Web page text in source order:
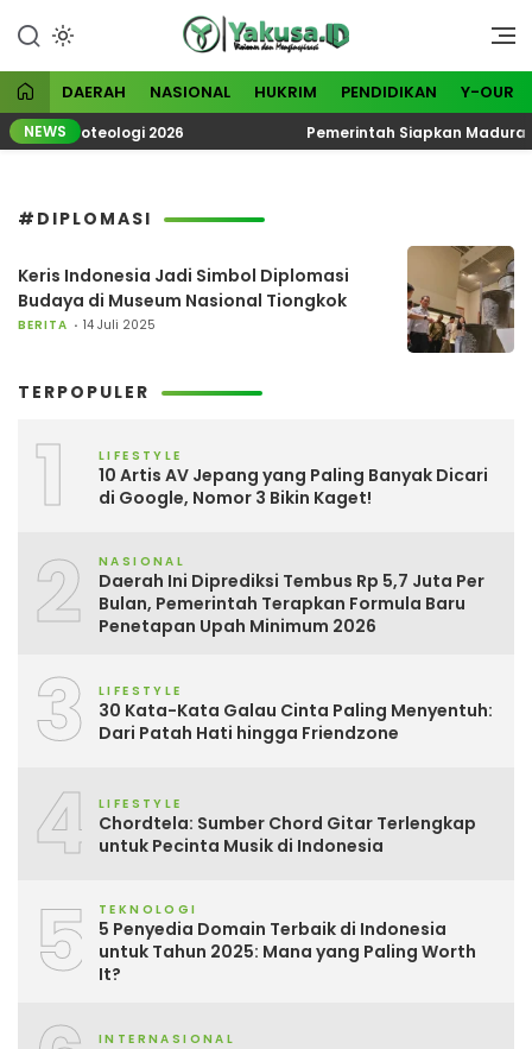
konten
Yakusa
Visioner dan Menginspirasi
DAERAH NASIONAL HUKRIM PENDIDIKAN Y-OUR
NEWSEkoteologi 2026 Pemerintah Siapkan Madura
#DIPLOMASI
Keris Indonesia Jadi Simbol Diplomasi
Budaya di Museum Nasional Tiongkok
BERITA 14 Juli 2025
TERPOPULER
1 LIFESTYLE
10 Artis AV Jepang yang Paling Banyak Dicari
di Google, Nomor 3 Bikin Kaget!
2 NASIONAL
Daerah Ini Diprediksi Tembus Rp 5,7 Juta Per
Bulan, Pemerintah Terapkan Formula Baru
Penetapan Upah Minimum 2026
3 LIFESTYLE
30 Kata-Kata Galau Cinta Paling Menyentuh:
Dari Patah Hati hingga Friendzone
4 LIFESTYLE
Chordtela: Sumber Chord Gitar Terlengkap
untuk Pecinta Musik di Indonesia
5 TEKNOLOGI
5 Penyedia Domain Terbaik di Indonesia
untuk Tahun 2025: Mana yang Paling Worth
It?
INTERNASIONAL